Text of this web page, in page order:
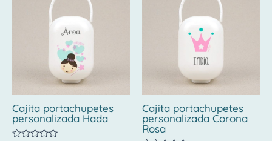
Cajita portachupetes
personalizada Hada
Cajita portachupetes
personalizada Corona
Rosa